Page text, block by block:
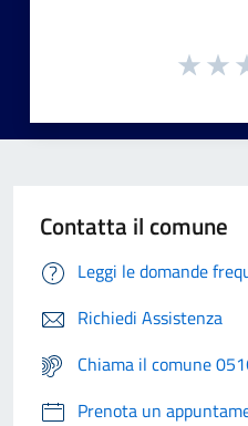
Contatta il comune
Leggi le domande
Richiedi Assistenza
Chiama il comune
Prenota un